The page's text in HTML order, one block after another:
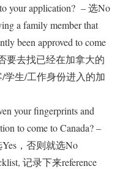
your application? – 选No
a family member that
been approved to come
要去找已经在加拿大的
学生/工作身份进入的加
your fingerprints and
to come to Canada? –
，否则就选No
记录下来reference